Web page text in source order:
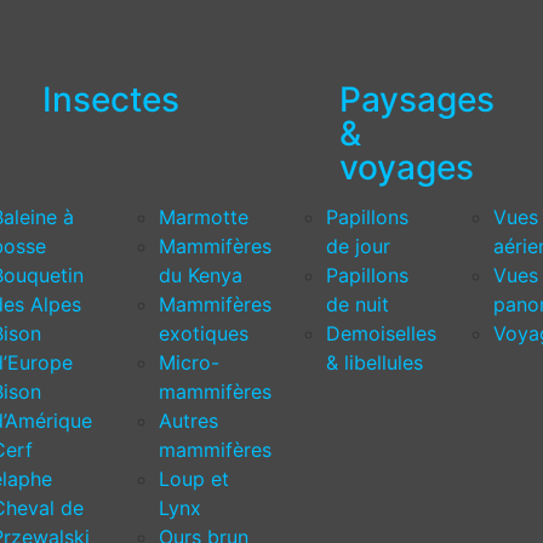
Insectes
Paysages
&
voyages
à
Alpes
de
Marmotte
Mammifères
du Kenya
Mammifères
exotiques
Micro-
mammifères
Autres
mammifères
Loup et
Lynx
Ours brun
Papillons
de jour
Papillons
de nuit
Demoiselles
& libellules
Vues
Vues